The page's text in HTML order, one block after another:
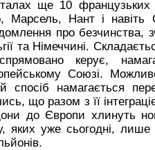
ще 10
Марсель, Нант і навіть
про безчинства,
та Німеччині.
керує,
Союзі.
спосіб намагається
що разом з її
до Європи хлинуть
яких уже сьогодні,